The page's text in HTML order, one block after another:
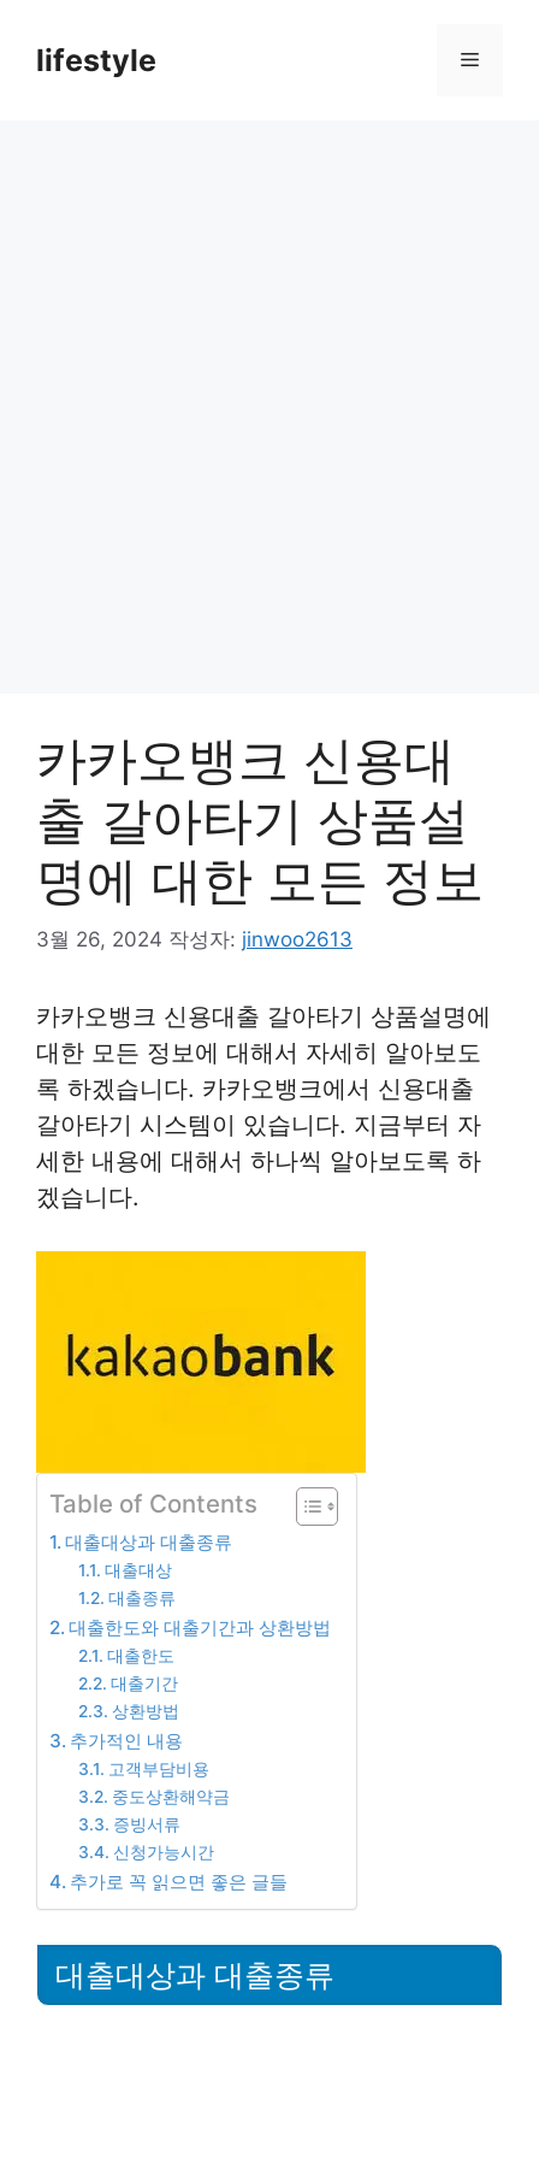
lifestyle 메
카카오뱅크 신용대
출 갈아타기 상품설
명에 대한 모든 정보
3월 26, 2024 작성자: jinwoo2613
카카오뱅크 신용대출 갈아타기 상품설명에
대한 모든 정보에 대해서 자세히 알아보도
록 하겠습니다. 카카오뱅크에서 신용대출
갈아타기 시스템이 있습니다. 지금부터 자
세한 내용에 대해서 하나씩 알아보도록 하
겠습니다.
Table of Contents
대출대상과 대출종류
대출대상
대출종류
대출한도와 대출기간과 상환방법
대출한도
대출기간
상환방법
추가적인 내용
고객부담비용
중도상환해약금
증빙서류
신청가능시간
추가로 꼭 읽으면 좋은 글들
대출대상과 대출종류